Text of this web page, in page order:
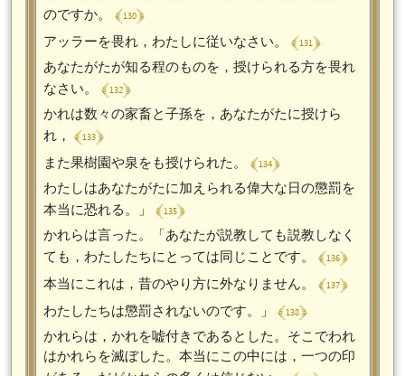
のですか。 ﴾ 130 ﴿
アッラーを畏れ，わたしに従いなさい。 ﴾ 131 ﴿
あなたがたが知る程のものを，授けられる方を畏れ
なさい。 ﴾ 132 ﴿
かれは数々の家畜と子孫を，あなたがたに授けら
れ， ﴾ 133 ﴿
また果樹園や泉をも授けられた。 ﴾ 134 ﴿
わたしはあなたがたに加えられる偉大な日の懲罰を
本当に恐れる。」 ﴾ 135 ﴿
かれらは言った。「あなたが説教しても説教しなく
ても，わたしたちにとっては同じことです。 ﴾ 136 ﴿
本当にこれは，昔のやり方に外なりません。 ﴾ 137 ﴿
わたしたちは懲罰されないのです。」 ﴾ 138 ﴿
かれらは，かれを嘘付きであるとした。そこでわれ
はかれらを滅ぼした。本当にこの中には，一つの印